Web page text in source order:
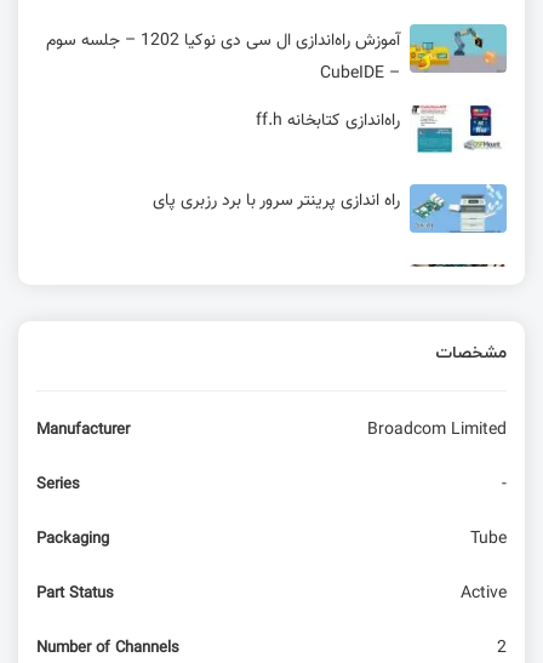
آموزش راه‌اندازی ال سی دی نوکیا 1202 – جلسه سوم
– CubeIDE
راه‌اندازی کتابخانه ff.h
راه اندازی پرینتر سرور با برد رزبری پای
سافت استارتر (soft starter) چیست؟
مشخصات
Manufacturer Broadcom Limited
Series -
Packaging Tube
Part Status Active
Number of Channels 2